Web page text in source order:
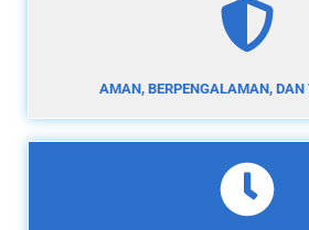
AMAN, BERPENGALAMAN, DAN